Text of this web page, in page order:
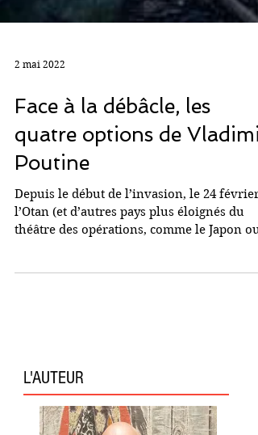
2 mai 2022
Face à la débâcle, les
quatre options de Vladimir
Poutine
Depuis le début de l’invasion, le 24 février,
L'AUTEUR